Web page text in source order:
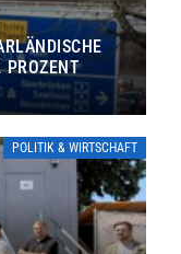
PROZENT
POLITIK & WIRTSCHAFT